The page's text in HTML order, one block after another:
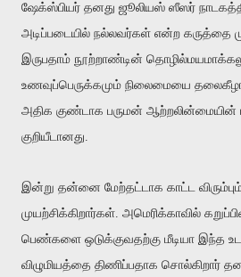
ஷேக்ஸ்பியர் தனது ஜூலியஸ் ஸீஸர்
அடிப்படையில் நல்லவர்கள் என்ற
இருபதாம் நூற்றாண்டின்
உணவுப்பெருக்கமும் நிலைமையை
அதிக குண்டாக பருமன்
குறியீடானது.
இன்று தன்னை மேற்தட்டாக காட்ட
முயற்சிக்கிறார்கள். அமெரிக்காவில்
பெண்களை ஒடுக்குவதற்கு மீடியா இந்த
விழுமியத்தை திணிப்பதாக சொல்கிறார்